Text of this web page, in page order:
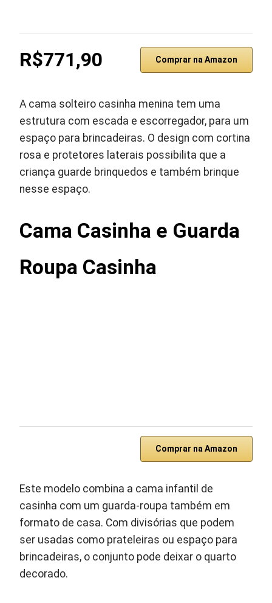
R$771,90 Comprar na Amazon
A cama solteiro casinha menina tem uma
estrutura com escada e escorregador, para um
espaço para brincadeiras. O design com cortina
rosa e protetores laterais possibilita que a
criança guarde brinquedos e também brinque
nesse espaço.
Cama Casinha e Guarda
Roupa Casinha
Comprar na Amazon
Este modelo combina a cama infantil de
casinha com um guarda-roupa também em
formato de casa. Com divisórias que podem
ser usadas como prateleiras ou espaço para
brincadeiras, o conjunto pode deixar o quarto
decorado.